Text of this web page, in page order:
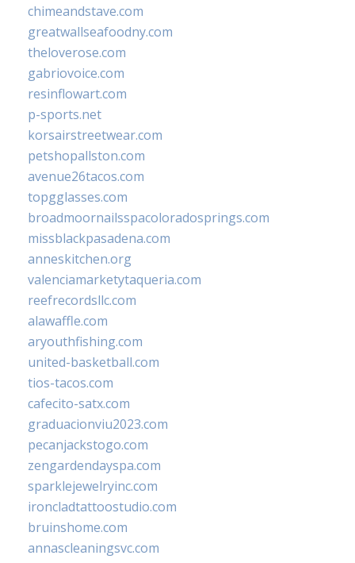
chimeandstave.com
greatwallseafoodny.com
theloverose.com
gabriovoice.com
resinflowart.com
p-sports.net
korsairstreetwear.com
petshopallston.com
avenue26tacos.com
topgglasses.com
broadmoornailsspacoloradosprings.com
missblackpasadena.com
anneskitchen.org
valenciamarketytaqueria.com
reefrecordsllc.com
alawaffle.com
aryouthfishing.com
united-basketball.com
tios-tacos.com
cafecito-satx.com
graduacionviu2023.com
pecanjackstogo.com
zengardendayspa.com
sparklejewelryinc.com
ironcladtattoostudio.com
bruinshome.com
annascleaningsvc.com